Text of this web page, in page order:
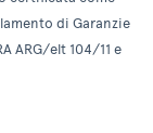
di Garanzie
ARG/elt 104/11 e